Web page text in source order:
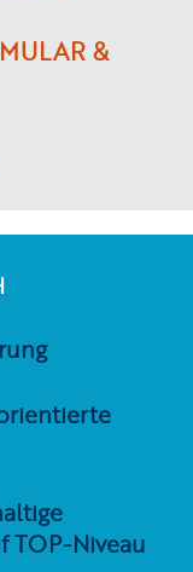
&
TOP-Niveau